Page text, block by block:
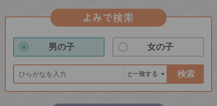
よみで検索
男の子 女の子
検索